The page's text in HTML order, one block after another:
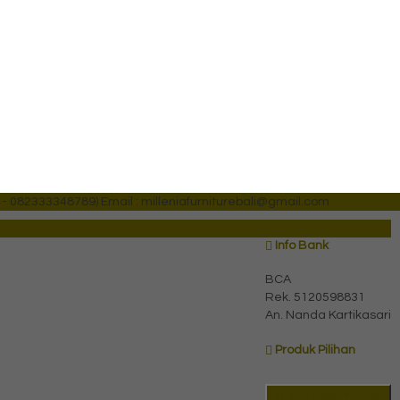
082333348789) Email : milleniafurniturebali@gmail.com
Info Bank
BCA
Rek. 5120598831
An. Nanda Kartikasari
Produk Pilihan